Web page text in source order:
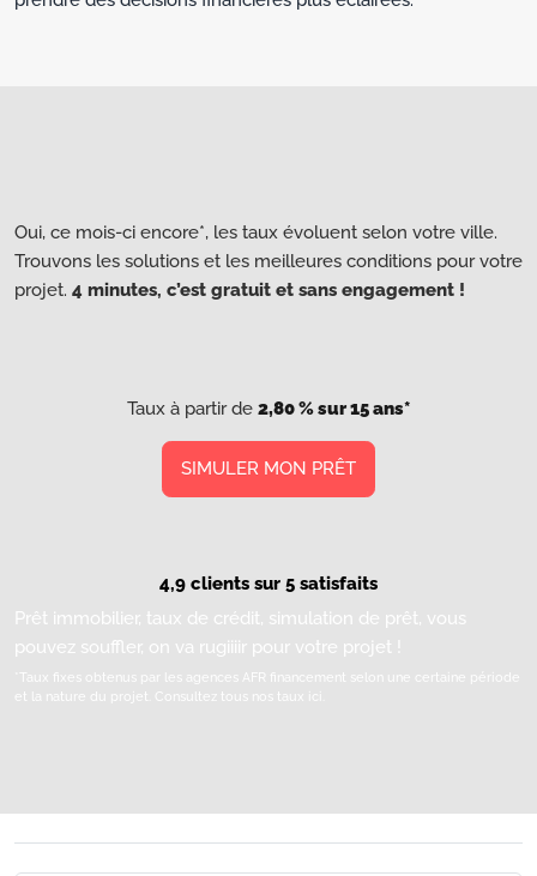
Oui, ce mois-ci encore*, les taux évoluent selon votre ville.
Trouvons les solutions et les meilleures conditions pour votre
projet. 4 minutes, c’est gratuit et sans engagement !
Taux à partir de 2,80 % sur 15 ans*
SIMULER MON PRÊT
4,9 clients sur 5 satisfaits
Prêt immobilier, taux de crédit, simulation de prêt, vous
pouvez souffler, on va rugiiiir pour votre projet !
*Taux fixes obtenus par les agences AFR financement selon une certaine période
et la nature du projet.
Consultez tous nos taux ici.